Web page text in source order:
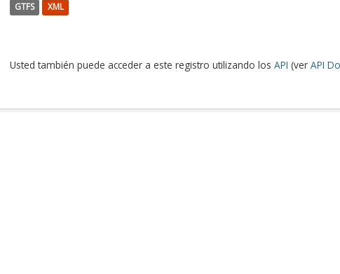
GTFS XML
Usted también puede acceder a este registro utilizando los API (ver API